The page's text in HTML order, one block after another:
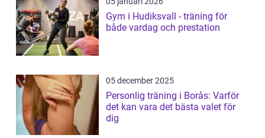
Gym i Hudiksvall - träning för
både vardag och prestation
05 december 2025
Personlig träning i Borås: Varför
det kan vara det bästa valet för
dig